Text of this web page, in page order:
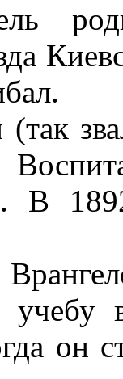
(так
В
он